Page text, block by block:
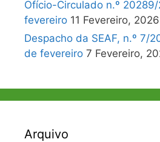
Ofício-Circulado n.º
fevereiro 11 Fevereiro, 2026
Despacho da SEAF, n.º 7/
de fevereiro 7 Fevereiro,
Arquivo